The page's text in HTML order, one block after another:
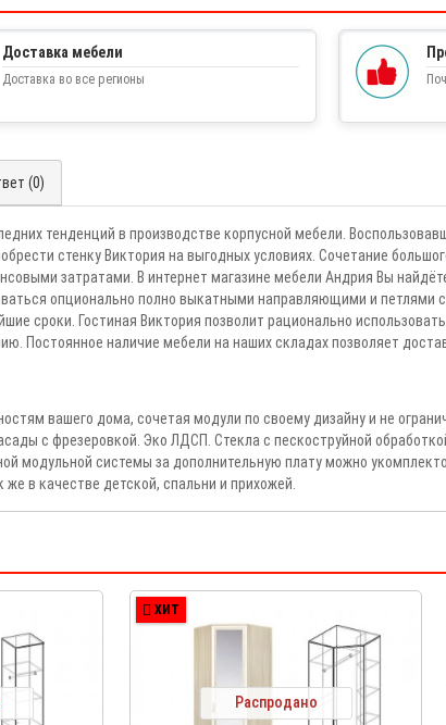
Доставка мебели
Доставка во все регионы
(0)
тенденций в производстве корпусной мебели.
стенку Виктория на выгодных условиях. Сочетание
затратами. В интернет магазине мебели Андрия Вы
опционально полно выкатными направляющими и петлями
сроки. Гостиная Виктория позволит рационально
Постоянное наличие мебели на наших складах позволяет
вашего дома, сочетая модули по своему дизайну и не
с фрезеровкой. Эко ЛДСП. Стекла с пескоструйной
модульной системы за дополнительную плату можно
в качестве детской, спальни и прихожей.
ХИТ
Распродано